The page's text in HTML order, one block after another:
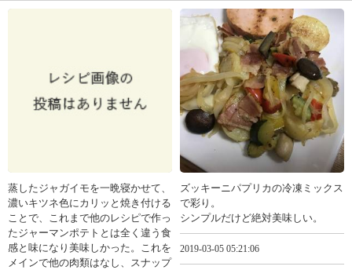
蒸したジャガイモを一晩寝かせて、
濃いキツネ色にカリッと焼き付ける
ことで、これまで他のレシピで作っ
たジャーマンポテトとは全く違う食
感と味になり美味しかった。これを
メインで他の肉類はなし、スナップ
ズッキーニパプリカの冷凍ミックス
で彩り。
シンプルだけど絶対美味しい。
2019-03-05 05:21:06